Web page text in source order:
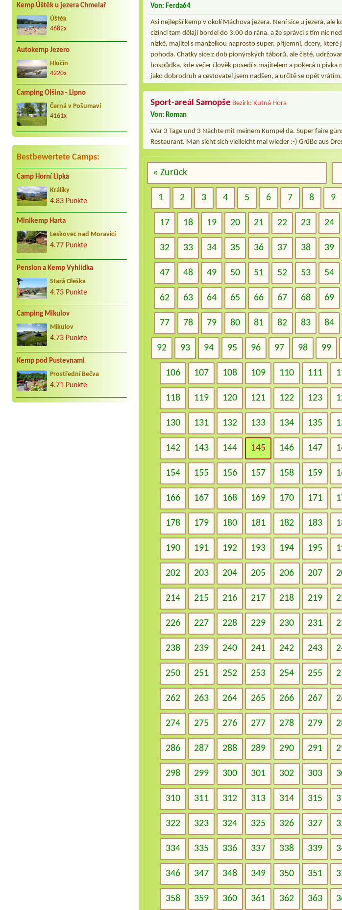
Kemp Úštěk u jezera Chmelař
Úštěk
4682x
Autokemp Jezero
Hlučín
4220x
Camping Olšina - Lipno
Černá v Pošumaví
4161x
Bestbewertete Camps:
Camp Horní Lipka
Králíky
4.83 Punkte
Minikemp Harta
Leskovec nad Moravicí
4.77 Punkte
Pension a Kemp Vyhlídka
Stará Oleška
4.73 Punkte
Camping Mikulov
Mikulov
4.73 Punkte
Kemp pod Pustevnami
Prostřední Bečva
4.71 Punkte
Von: Ferda64
Asi nejlepší kemp v okolí Máchova jezera. Není sice u jezera, ale
cizinci tam dělají bordel do 3.00 do rána. a že správci s tím nic
nízké, majitel s manželkou naprosto super, příjemní, dcery,
pohoda. Chatky sice z dob pionýrských táborů, ale čisté,
hospůdka, kde večer člověk posedí s majitelem a pokecá u
jako dobrodruh a cestovatel jsem nadšen, a určitě se opět vrátím.
Sport-areál Samopše Bezirk: Kutná Hora
Von: Roman
War 3 Tage und 3 Nächte mit meinem Kumpel da. Super faire
Restaurant. Man sieht sich vielleicht mal wieder :-) Grüße aus
« Zurück
1 2 3 4 5 6 7 8 9
17 18 19 20 21 22 23 24
32 33 34 35 36 37 38 39
47 48 49 50 51 52 53 54
62 63 64 65 66 67 68 69
77 78 79 80 81 82 83 84
92 93 94 95 96 97 98 99
106 107 108 109 110 111
118 119 120 121 122 123
130 131 132 133 134 135
142 143 144 145 146 147
154 155 156 157 158 159
166 167 168 169 170 171
178 179 180 181 182 183
190 191 192 193 194 195
202 203 204 205 206 207
214 215 216 217 218 219
226 227 228 229 230 231
238 239 240 241 242 243
250 251 252 253 254 255
262 263 264 265 266 267
274 275 276 277 278 279
286 287 288 289 290 291
298 299 300 301 302 303
310 311 312 313 314 315
322 323 324 325 326 327
334 335 336 337 338 339
346 347 348 349 350 351
358 359 360 361 362 363